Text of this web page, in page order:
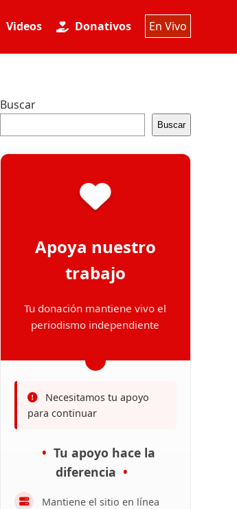
Videos Donativos En Vivo
Buscar
Buscar
Apoya nuestro
trabajo
Tu donación mantiene vivo el
periodismo independiente
Necesitamos tu apoyo
para continuar
Tu apoyo hace la
diferencia
Mantiene el sitio en línea